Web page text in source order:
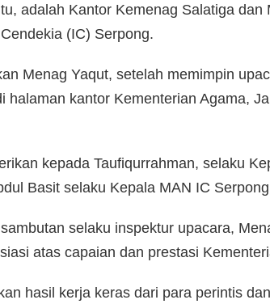
adalah Kantor Kemenag Salatiga dan
(IC) Serpong.
Menag Yaqut, setelah memimpin
halaman kantor Kementerian Agama,
kepada Taufiqurrahman, selaku
Basit selaku Kepala MAN IC
selaku inspektur upacara,
atas capaian dan prestasi
hasil kerja keras dari para perintis